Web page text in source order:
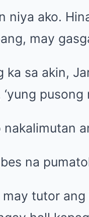
niya ako.
may
ka sa akin,
‘yung
nakalimutan
na
may tutor